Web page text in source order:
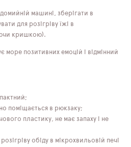
машині, зберігати в
для розігріву їжі в
кришкою).
позитивних емоцій і відмінний
поміщається в рюкзаку;
пластику, не має запаху і не
обіду в мікрохвильовій печі